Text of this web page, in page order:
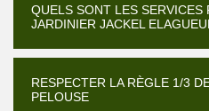
QUELS SONT LES SERVICES
JARDINIER JACKEL
RESPECTER LA RÈGLE 1/3
PELOUSE